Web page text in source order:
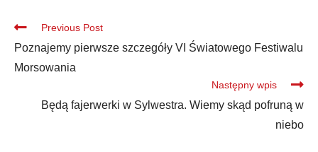
Previous Post
Poznajemy pierwsze szczegóły VI Światowego Festiwalu
Morsowania
Następny wpis
Będą fajerwerki w Sylwestra. Wiemy skąd pofruną w
niebo